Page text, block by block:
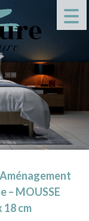
Aménagement
– MOUSSE
18 cm